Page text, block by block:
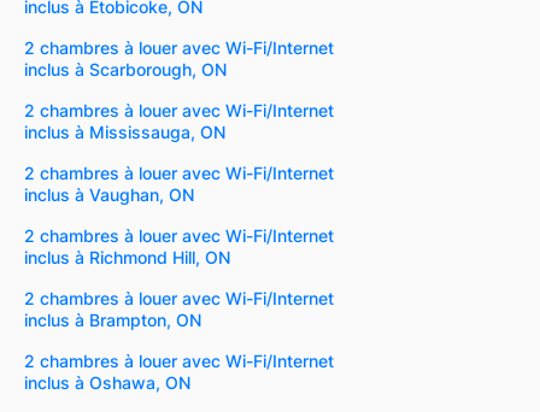
inclus à Etobicoke, ON
2 chambres à louer avec Wi-Fi/Internet
inclus à Scarborough, ON
2 chambres à louer avec Wi-Fi/Internet
inclus à Mississauga, ON
2 chambres à louer avec Wi-Fi/Internet
inclus à Vaughan, ON
2 chambres à louer avec Wi-Fi/Internet
inclus à Richmond Hill, ON
2 chambres à louer avec Wi-Fi/Internet
inclus à Brampton, ON
2 chambres à louer avec Wi-Fi/Internet
inclus à Oshawa, ON